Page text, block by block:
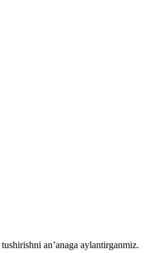
an’anaga aylantirganmiz.